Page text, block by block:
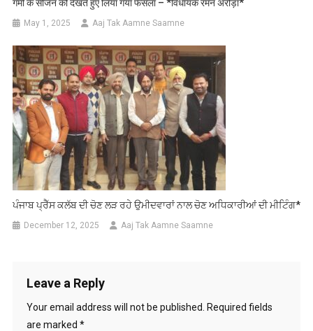
गर्मी के सीजन को देखते हुए लिया गया फैसला – *विधायक रमन अरोड़ा*
May 1, 2025 Aaj Tak Aamne Saamne
ਪੰਜਾਬ ਪ੍ਰੈੱਸ ਕਲੱਬ ਦੀ ਚੋਣ ਲੜ ਰਹੇ ਉਮੀਦਵਾਰਾਂ ਨਾਲ ਚੋਣ ਅਧਿਕਾਰੀਆਂ ਦੀ ਮੀਟਿੰਗ*
December 12, 2025 Aaj Tak Aamne Saamne
Leave a Reply
Your email address will not be published. Required fields
are marked *